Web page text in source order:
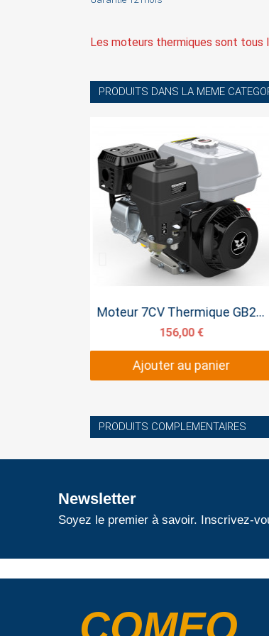
Les moteurs thermiques sont tous
PRODUITS DANS LA MEME
Aperçu rapide Moteur 7CV Thermique GB210
156,00 €
Ajouter au panier
PRODUITS COMPLEMENTAIRES
Newsletter
Soyez le premier à savoir. Inscrivez-